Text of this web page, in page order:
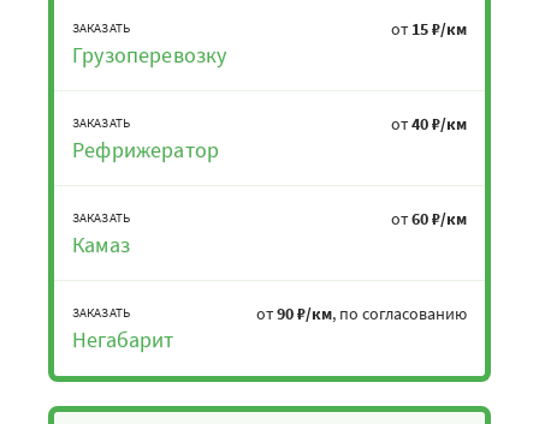
ЗАКАЗАТЬ
Грузоперевозку
от 15 ₽/км
ЗАКАЗАТЬ
Рефрижератор
от40 ₽/км
ЗАКАЗАТЬ
Камаз
от60 ₽/км
ЗАКАЗАТЬ
Негабарит
от90 ₽/км, по согласованию